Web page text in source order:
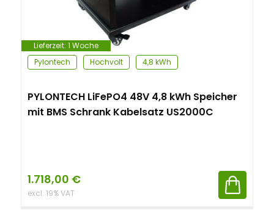
Lieferzeit: 1 Woche
Pylontech
Hochvolt 4,8 kWh
PYLONTECH LiFePO4 48V 4,8 kWh Speicher
mit BMS Schrank Kabelsatz US2000C
1.718,00 €
excl. 19% VAT